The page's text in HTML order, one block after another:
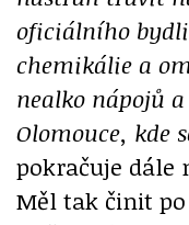
oficiálního
chemikálie a
nealko nápojů
Olomouce, kde
pokračuje dále
Měl tak činit